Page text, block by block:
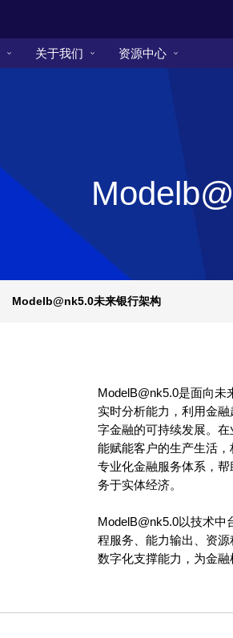
关于我们 资源中心
Modelb@nk5.0未来银行架构
ModelB@nk5.0是面向
实时分析能力，利用金
字金融的可持续发展。
能赋能客户的生产生活
专业化金融服务体系，
务于实体经济。
ModelB@nk5.0以技术
程服务、能力输出、资
数字化支撑能力，为金融